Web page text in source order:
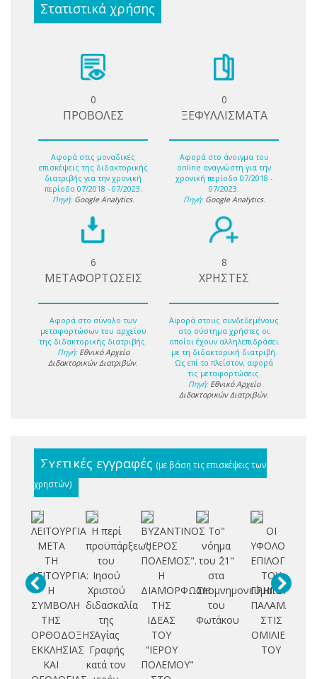
Στατιστικά χρήσης
0
ΠΡΟΒΟΛΕΣ
Αφορά στις μοναδικές
επισκέψεις της διδακτορικής
διατριβής για την χρονική
περίοδο 07/2018 - 07/2023.
Πηγή: Google Analytics.
0
ΞΕΦΥΛΛΙΣΜΑΤΑ
Αφορά στο άνοιγμα του
online αναγνώστη για την
χρονική περίοδο 07/2018 -
07/2023.
Πηγή: Google Analytics.
6
ΜΕΤΑΦΟΡΤΩΣΕΙΣ
Αφορά στο σύνολο των
μεταφορτώσων του αρχείου
της διδακτορικής διατριβής.
Πηγή: Εθνικό Αρχείο
Διδακτορικών Διατριβών.
8
ΧΡΗΣΤΕΣ
Αφορά στους συνδεδεμένους
στο σύστημα χρήστες οι
οποίοι έχουν αλληλεπιδράσει
με τη διδακτορική διατριβή.
Ως επί το πλείστον, αφορά
τις μεταφορτώσεις.
Πηγή: Εθνικό Αρχείο
Διδακτορικών Διατριβών.
Σχετικές εγγραφές (με βάση τις επισκέψεις των
χρηστών)
ΛΕΙΤΟΥΡΓΙΑ
ΜΕΤΑ
ΤΗ
ΛΕΙΤΟΥΡΓΙΑ:
Η
ΣΥΜΒΟΛΗ
ΤΗΣ
ΟΡΘΟΔΟΞΗΣ
ΕΚΚΛΗΣΙΑΣ
ΚΑΙ
Η περί
προϋπάρξεως
του
Ιησού
Χριστού
διδασκαλία
της
Αγίας
Γραφής
κατά τον
ΒΥΖΑΝΤΙΝΟΣ
"ΙΕΡΟΣ
ΠΟΛΕΜΟΣ".
Η
ΔΙΑΜΟΡΦΩΣΗ
ΤΗΣ
ΙΔΕΑΣ
ΤΟΥ
"ΙΕΡΟΥ
ΠΟΛΕΜΟΥ"
Το"
νόημα
του ΄21"
στα
απομνημονεύματα
του
Φωτάκου
ΟΙ
ΥΦΟΛΟΓΙΚΕΣ
ΕΠΙΛΟΓΕΣ
ΤΟΥ
ΓΡΗΓΟΡΙΟΥ
ΠΑΛΑΜΑ
ΣΤΙΣ
ΟΜΙΛΙΕΣ
ΤΟΥ